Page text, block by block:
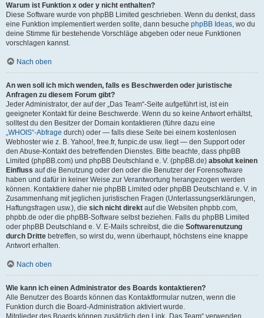
Warum ist Funktion x oder y nicht enthalten?
Diese Software wurde von phpBB Limited geschrieben. Wenn du denkst, dass
eine Funktion implementiert werden sollte, dann besuche phpBB Ideas, wo du
deine Stimme für bestehende Vorschläge abgeben oder neue Funktionen
vorschlagen kannst.
Nach oben
An wen soll ich mich wenden, falls es Beschwerden oder juristische
Anfragen zu diesem Forum gibt?
Jeder Administrator, der auf der „Das Team“-Seite aufgeführt ist, ist ein
geeigneter Kontakt für deine Beschwerde. Wenn du so keine Antwort erhältst,
solltest du den Besitzer der Domain kontaktieren (führe dazu eine
„WHOIS“-Abfrage durch) oder — falls diese Seite bei einem kostenlosen
Webhoster wie z. B. Yahoo!, free.fr, funpic.de usw. liegt — den Support oder
den Abuse-Kontakt des betreffenden Dienstes. Bitte beachte, dass phpBB
Limited (phpBB.com) und phpBB Deutschland e. V. (phpBB.de) absolut keinen
Einfluss auf die Benutzung oder den oder die Benutzer der Forensoftware
haben und dafür in keiner Weise zur Verantwortung herangezogen werden
können. Kontaktiere daher nie phpBB Limited oder phpBB Deutschland e. V. in
Zusammenhang mit jeglichen juristischen Fragen (Unterlassungserklärungen,
Haftungsfragen usw.), die sich nicht direkt auf die Websiten phpbb.com,
phpbb.de oder die phpBB-Software selbst beziehen. Falls du phpBB Limited
oder phpBB Deutschland e. V. E-Mails schreibst, die die Softwarenutzung
durch Dritte betreffen, so wirst du, wenn überhaupt, höchstens eine knappe
Antwort erhalten.
Nach oben
Wie kann ich einen Administrator des Boards kontaktieren?
Alle Benutzer des Boards können das Kontaktformular nutzen, wenn die
Funktion durch die Board-Administration aktiviert wurde.
Mitglieder des Boards können zusätzlich den Link „Das Team“ verwenden.